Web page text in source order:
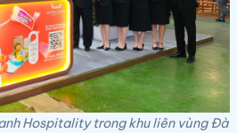
Hospitality trong khu liên vùng Đà